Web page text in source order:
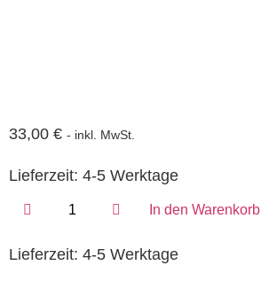
33,00 € - inkl. MwSt.
Lieferzeit: 4-5 Werktage
In den Warenkorb
Lieferzeit: 4-5 Werktage